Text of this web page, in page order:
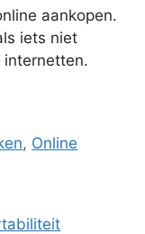
aankopen.
iets niet
internetten.
, Online